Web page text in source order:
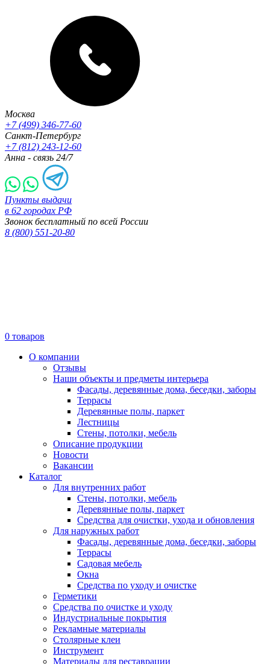
Москва
+7 (499) 346-77-60
Санкт-Петербург
+7 (812) 243-12-60
Анна - связь 24/7
Пункты выдачи
в 62 городах РФ
Звонок бесплатный по всей России
8 (800) 551-20-80
0 товаров
О компании
Отзывы
Наши объекты и предметы интерьера
Фасады, деревянные дома, беседки, заборы
Террасы
Деревянные полы, паркет
Лестницы
Стены, потолки, мебель
Описание продукции
Новости
Вакансии
Каталог
Для внутренних работ
Стены, потолки, мебель
Деревянные полы, паркет
Средства для очистки, ухода и обновления
Для наружных работ
Фасады, деревянные дома, беседки, заборы
Террасы
Садовая мебель
Окна
Средства по уходу и очистке
Герметики
Средства по очистке и уходу
Индустриальные покрытия
Рекламные материалы
Столярные клеи
Инструмент
Материалы для реставрации